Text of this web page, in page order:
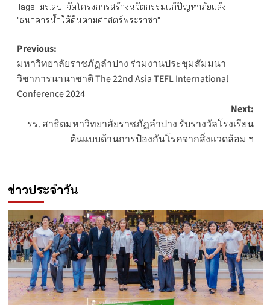
Tags: มร.ลป. จัดโครงการสร้างนวัตกรรมแก้ปัญหาภัยแล้ง
"ธนาคารน้ำใต้ดินตามศาสตร์พระราชา"
Post
navigation
Previous:
มหาวิทยาลัยราชภัฏลำปาง ร่วมงานประชุมสัมมนา
วิชาการนานาชาติ The 22nd Asia TEFL International
Conference 2024
Next:
รร. สาธิตมหาวิทยาลัยราชภัฏลำปาง รับรางวัลโรงเรียน
ต้นแบบด้านการป้องกันโรคจากสิ่งแวดล้อม ฯ
ข่าวประจำวัน